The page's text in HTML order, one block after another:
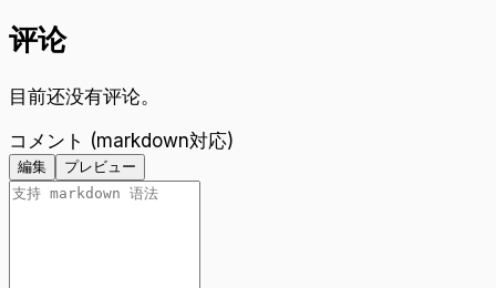
评论
目前还没有评论。
コメント (markdown対応)
編集 プレビュー